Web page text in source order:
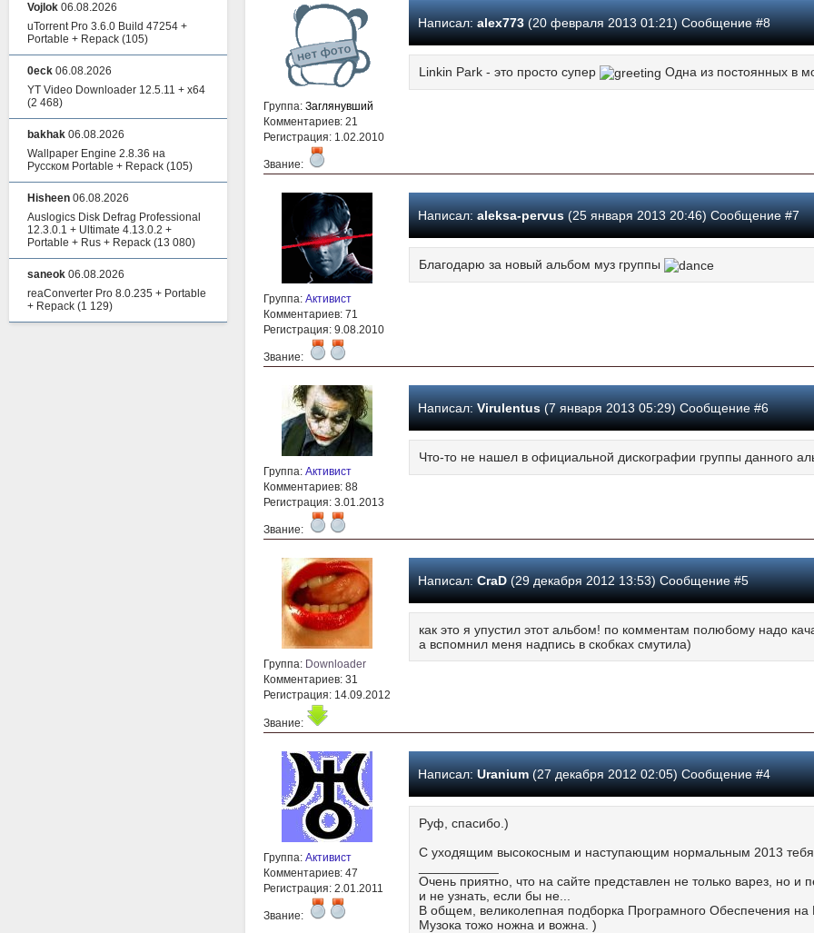
Группа: Заглянувший
Комментариев: 21
Регистрация: 1.02.2010
Звание:
Написал: alex773(20 февраля 2013 01:21) Сообщение #8
Linkin Park - это просто супер Одна из постоянных в
Группа: Активист
Комментариев: 71
Регистрация: 9.08.2010
Звание:
Написал: aleksa-pervus(25 января 2013 20:46) Сообщение #7
Благодарю за новый альбом муз группы
Группа: Активист
Комментариев: 88
Регистрация: 3.01.2013
Звание:
Написал: Virulentus(7 января 2013 05:29) Сообщение #6
Что-то не нашел в официальной дискографии группы данного
Группа: Downloader
Комментариев: 31
Регистрация: 14.09.2012
Звание:
Написал: CraD(29 декабря 2012 13:53) Сообщение #5
как это я упустил этот альбом! по комментам полюбому надо
а вспомнил меня надпись в скобках смутила)
Группа: Активист
Комментариев: 47
Регистрация: 2.01.2011
Звание:
Написал: Uranium(27 декабря 2012 02:05) Сообщение #4
Руф, спасибо.)
С уходящим высокосным и наступающим нормальным 2013
Очень приятно, что на сайте представлен не только варез, но
и не узнать, если бы не...
В общем, великолепная подборка Програмного Обеспечения на
Музока тожо ножна и вожна. )
Vojlok 06.08.2026
uTorrent Pro 3.6.0 Build 47254 +
Portable + Repack (105)
0eck 06.08.2026
YT Video Downloader 12.5.11 + x64
(2 468)
bakhak 06.08.2026
Wallpaper Engine 2.8.36 на
Русском Portable + Repack (105)
Hisheen 06.08.2026
Auslogics Disk Defrag Professional
12.3.0.1 + Ultimate 4.13.0.2 +
Portable + Rus + Repack (13 080)
saneok 06.08.2026
reaConverter Pro 8.0.235 + Portable
+ Repack (1 129)